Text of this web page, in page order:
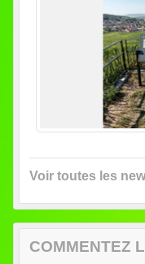
Voir toutes les
COMMENTEZ